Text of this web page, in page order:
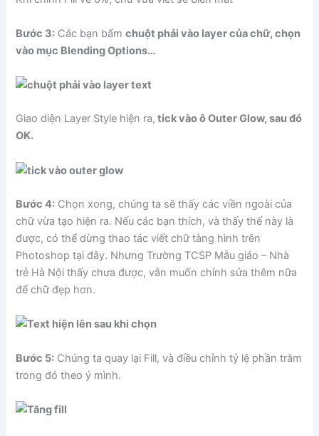
Bước 3: Các bạn bấmchuột phải vào layer của chữ, chọn
vào mục Blending Options…
Giao diện Layer Style hiện ra, tick vào ô Outer Glow, sau đó
OK.
Bước 4: Chọn xong, chúng ta sẽ thấy các viền ngoài của
chữ vừa tạo hiện ra. Nếu các bạn thích, và thấy thế này là
được, có thể dừng thao tác viết chữ tàng hình trên
Photoshop tại đây. Nhưng Trường TCSP Mẫu giáo – Nhà
trẻ Hà Nội thấy chưa được, vẫn muốn chỉnh sửa thêm nữa
để chữ đẹp hơn.
Bước 5: Chúng ta quay lại Fill, và điều chỉnh tỷ lệ phần trăm
trong đó theo ý mình.